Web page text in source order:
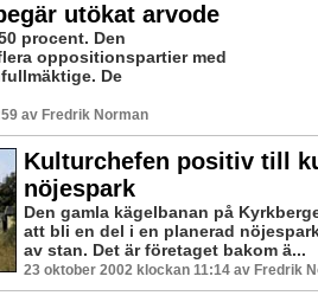
utökat arvode
procent. Den
oppositionspartier med
De
av Fredrik Norman
Kulturchefen positiv till
nöjespark
Den gamla kägelbanan på
att bli en del i en planerad
av stan. Det är företaget bakom ä...
23 oktober 2002 klockan 11:14 av Fredrik